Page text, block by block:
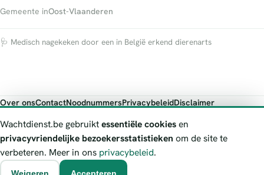
Gemeente inOost-Vlaanderen
🩺 Medisch nagekeken door een in België erkend dierenarts
Over onsContactNoodnummersPrivacybeleidDisclaimer
Wachtdienst.be toont publieke wachtdienst-informatie ter oriëntatie.
Bij levensgevaar bel je altijd 112. Controleer altijd de actuele
wachtregeling bij de vermelde officiële bron.
Wachtdienst.be gebruiktessentiële cookiesen
privacyvriendelijke bezoekersstatistieken om de site te
verbeteren. Meer in ons privacybeleid.
Weigeren Accepteren